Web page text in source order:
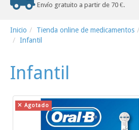
Envío gratuito a partir de 70 €.
Inicio Tienda online de medicamentos
Infantil
Infantil
Agotado